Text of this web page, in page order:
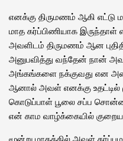
எனக்கு திருமணம் ஆகி
மாத கர்ப்பிணியாக
அவளிடம் திருமணம் ஆன
அனுபவித்து வந்தேன் நான்
அங்கங்களை நக்குவது என
ஆனால் அவள் எனக்கு உதட்டில்
கொடுப்பாள் பூலை சப்ப
என் காம வாழ்க்கையில்
மூன்று மாதத்தில் அவள்